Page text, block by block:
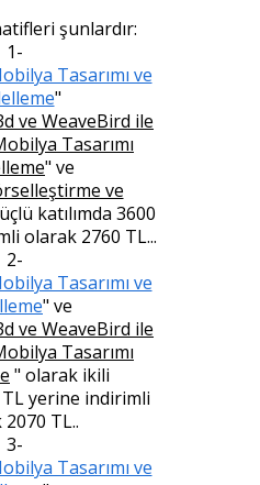
şunlardır:
1-
Tasarımı ve
"
ve WeaveBird ile
Tasarımı
" ve
ve
katılımda 3600
olarak 2760 TL...
2-
Tasarımı ve
" ve
ve WeaveBird ile
Tasarımı
" olarak ikili
TL yerine indirimli
TL..
3-
Tasarımı ve